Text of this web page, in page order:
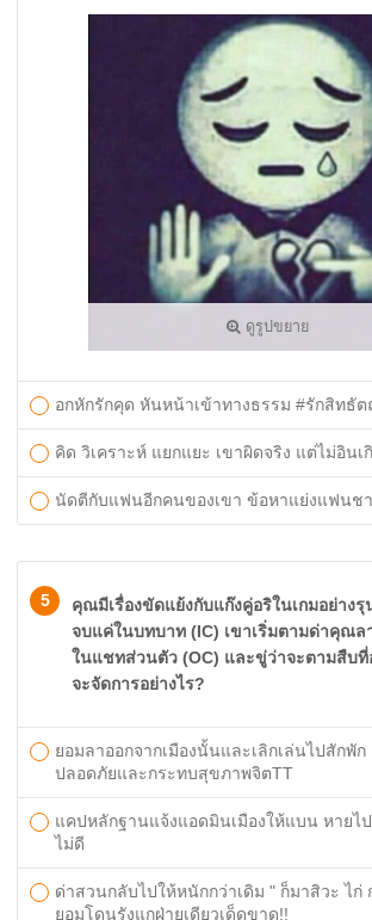
ดูรูปขยาย
อกหักรักคุด หันหน้าเข้าทางธรรม #รักสิทธั
คิด วิเคราะห์ แยกแยะ เขาผิดจริง แต่ไม่อินเ
นัดตีกับแฟนอีกคนของเขา ข้อหาแย่งแฟนช
5
คุณมีเรื่องขัดแย้งกับแก๊งคู่อริในเกมอย่าง
จบแค่ในบทบาท (IC) เขาเริ่มตามด่าคุณล
ในแชทส่วนตัว (OC) และขู่ว่าจะตามสืบ
จะจัดการอย่างไร?
ยอมลาออกจากเมืองนั้นและเลิกเล่นไปสักพัก
ปลอดภัยและกระทบสุขภาพจิตTT
แคปหลักฐานแจ้งแอดมินเมืองให้แบน หายไ
ไม่ดี
ด่าสวนกลับไปให้หนักกว่าเดิม " ก็มาสิวะ ไก่
ยอมโดนรังแกฝ่ายเดียวเด็ดขาด!!